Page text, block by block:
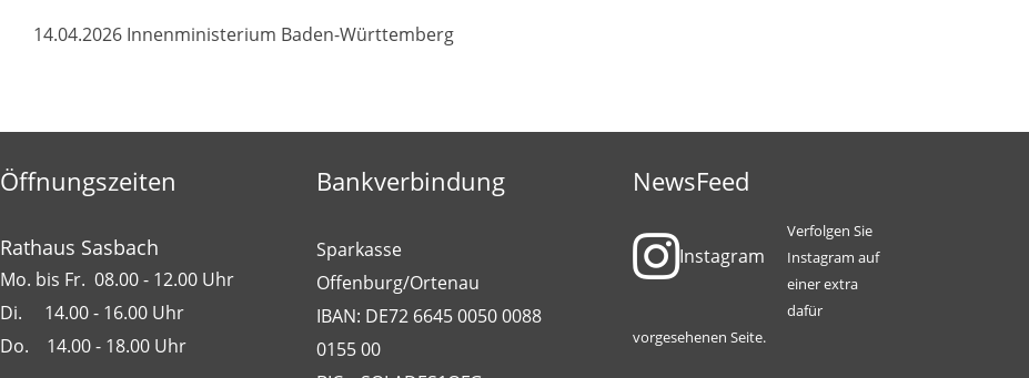
14.04.2026 Innenministerium Baden-Württemberg
Öffnungszeiten
Rathaus Sasbach
Mo. bis Fr. 08.00 - 12.00 Uhr
Di. 14.00 - 16.00 Uhr
Do. 14.00 - 18.00 Uhr
Bankverbindung
Sparkasse
Offenburg/Ortenau
IBAN: DE72 6645 0050 0088
0155 00
NewsFeed
Instagram
Verfolgen Sie
Instagram auf
einer extra
dafür
vorgesehenen Seite.